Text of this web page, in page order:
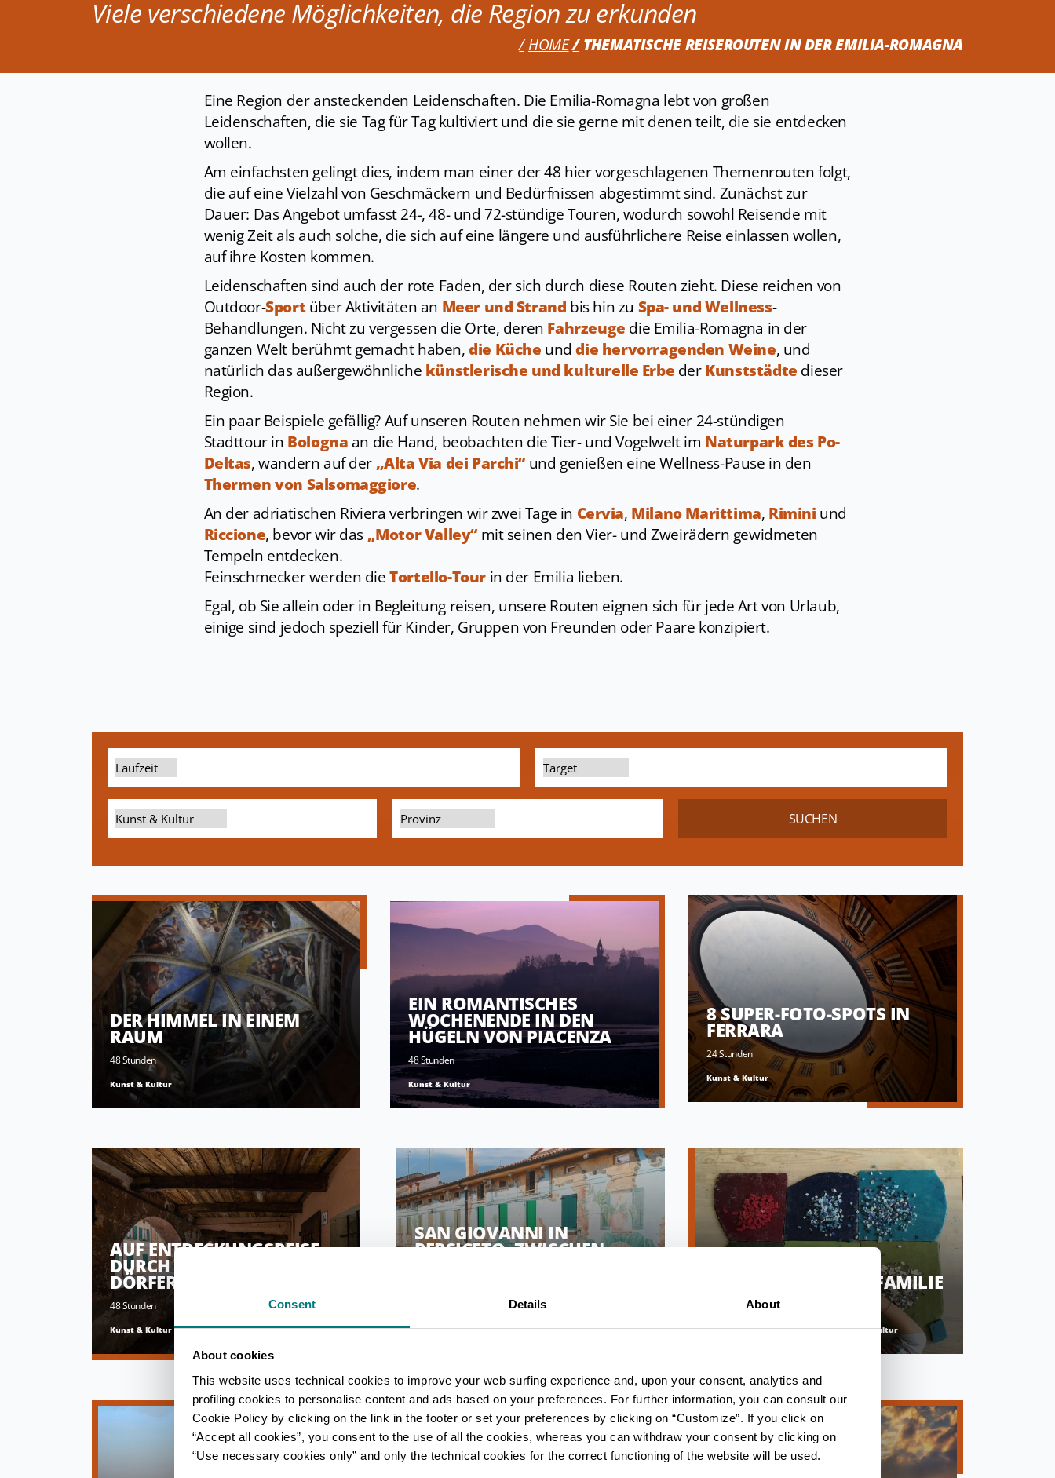
Consent Details About
About cookies
This website uses technical cookies to improve your web surfing experience and, upon your consent, analytics and
profiling cookies to personalise content and ads based on your preferences. For further information, you can consult our
Cookie Policy by clicking on the link in the footer or set your preferences by clicking on “Customize”. If you click on
“Accept all cookies”, you consent to the use of all the cookies, whereas you can withdraw your consent by clicking on
“Use necessary cookies only” and only the technical cookies for the correct functioning of the website will be used.
Viele verschiedene Möglichkeiten, die Region zu erkunden
HOME THEMATISCHE REISEROUTEN IN DER EMILIA-ROMAGNA
Eine Region der ansteckenden Leidenschaften. Die Emilia-Romagna lebt von großen
Leidenschaften, die sie Tag für Tag kultiviert und die sie gerne mit denen teilt, die sie entdecken
wollen.
Am einfachsten gelingt dies, indem man einer der 48 hier vorgeschlagenen Themenrouten folgt,
die auf eine Vielzahl von Geschmäckern und Bedürfnissen abgestimmt sind. Zunächst zur
Dauer: Das Angebot umfasst 24-, 48- und 72-stündige Touren, wodurch sowohl Reisende mit
wenig Zeit als auch solche, die sich auf eine längere und ausführlichere Reise einlassen wollen,
auf ihre Kosten kommen.
Leidenschaften sind auch der rote Faden, der sich durch diese Routen zieht. Diese reichen von
Outdoor-Sportüber Aktivitäten an Meer und Strand bis hin zu Spa- und Wellness-
Behandlungen. Nicht zu vergessen die Orte, deren Fahrzeuge die Emilia-Romagna in der
ganzen Welt berühmt gemacht haben,die Küche unddie hervorragenden Weine, und
natürlich das außergewöhnliche künstlerische und kulturelle Erbe derKunststädte dieser
Region.
Ein paar Beispiele gefällig? Auf unseren Routen nehmen wir Sie bei einer 24-stündigen
Stadttour in Bologna an die Hand, beobachten die Tier- und Vogelwelt im Naturpark des Po-
Deltas, wandern auf der„Alta Via dei Parchi“ und genießen eine Wellness-Pause in den
Thermen von Salsomaggiore.
An der adriatischen Riviera verbringen wir zwei Tage in Cervia, Milano Marittima, Rimini und
Riccione, bevor wir das„Motor Valley“mit seinen den Vier- und Zweirädern gewidmeten
Tempeln entdecken.
Feinschmecker werden dieTortello-Tourin der Emilia lieben.
Egal, ob Sie allein oder in Begleitung reisen, unsere Routen eignen sich für jede Art von Urlaub,
einige sind jedoch speziell für Kinder, Gruppen von Freunden oder Paare konzipiert.
SUCHEN
DER HIMMEL IN EINEM
RAUM
48 Stunden
Kunst & Kultur
EIN ROMANTISCHES
WOCHENENDE IN DEN
HÜGELN VON PIACENZA
48 Stunden
Kunst & Kultur
8 SUPER-FOTO-SPOTS IN
FERRARA
24 Stunden
Kunst & Kultur
AUF ENTDECKUNGSREISE
DURCH DIE SCHÖNSTEN
DÖRFER DER ROMAGNA
48 Stunden
Kunst & Kultur
SAN GIOVANNI IN
PERSICETO, ZWISCHEN
ART
Kunst & Kultur
RAVENNA MIT DER FAMILIE
72 Stunden
Natur & Outdoor,Adriakueste,Kunst & Kultur